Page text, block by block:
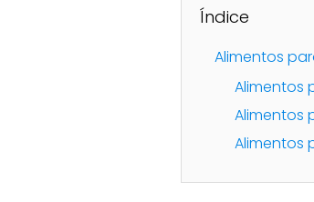
Índice
Alimentos
Alimentos
Alimentos
Alimentos